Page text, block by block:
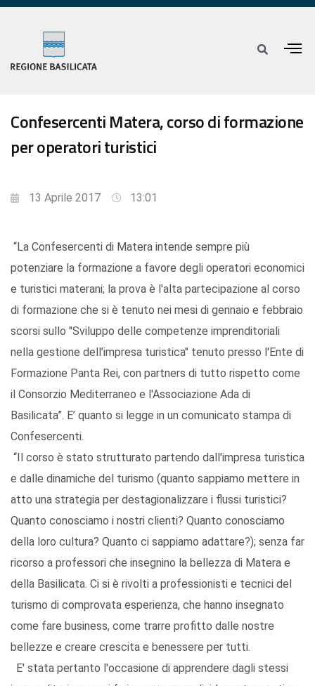
Confesercenti Matera, corso di formazione
per operatori turistici
13 Aprile 2017 13:01
“La Confesercenti di Matera intende sempre più
potenziare la formazione a favore degli operatori economici
e turistici materani; la prova è l'alta partecipazione al corso
di formazione che si è tenuto nei mesi di gennaio e febbraio
scorsi sullo "Sviluppo delle competenze imprenditoriali
nella gestione dell’impresa turistica" tenuto presso l'Ente di
Formazione Panta Rei, con partners di tutto rispetto come
il Consorzio Mediterraneo e l'Associazione Ada di
Basilicata”. E’ quanto si legge in un comunicato stampa di
Confesercenti.
“Il corso è stato strutturato partendo dall'impresa turistica
e dalle dinamiche del turismo (quanto sappiamo mettere in
atto una strategia per destagionalizzare i flussi turistici?
Quanto conosciamo i nostri clienti? Quanto conosciamo
della loro cultura? Quanto ci sappiamo adattare?); senza far
ricorso a professori che insegnino la bellezza di Matera e
della Basilicata. Ci si è rivolti a professionisti e tecnici del
turismo di comprovata esperienza, che hanno insegnato
come fare business, come trarre profitto dalle nostre
bellezze e creare crescita e benessere per tutti.
E' stata pertanto l'occasione di apprendere dagli stessi